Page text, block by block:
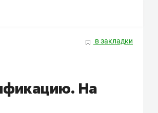
в закладки
На